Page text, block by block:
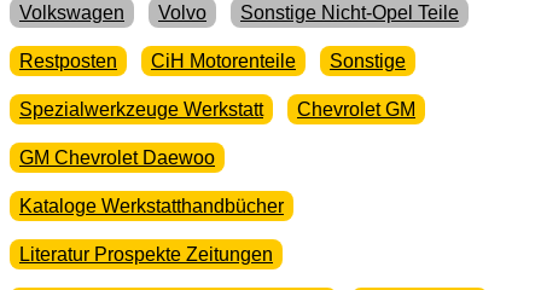
Volkswagen Volvo Sonstige Nicht-Opel Teile
Restposten CiH Motorenteile Sonstige
Spezialwerkzeuge Werkstatt Chevrolet GM
GM Chevrolet Daewoo
Kataloge Werkstatthandbücher
Literatur Prospekte Zeitungen